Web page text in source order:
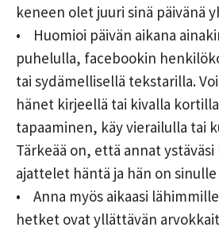
keneen olet juuri sinä päivänä
• Huomioi päivän aikana
puhelulla, facebookin
tai sydämellisellä tekstarilla.
hänet kirjeellä tai kivalla
tapaaminen, käy vierailulla tai
Tärkeää on, että annat
ajattelet häntä ja hän on
• Anna myös aikaasi
hetket ovat yllättävän